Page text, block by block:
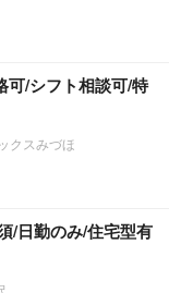
可/シフト相談可/特
クスみづほ
/日勤のみ/住宅型有